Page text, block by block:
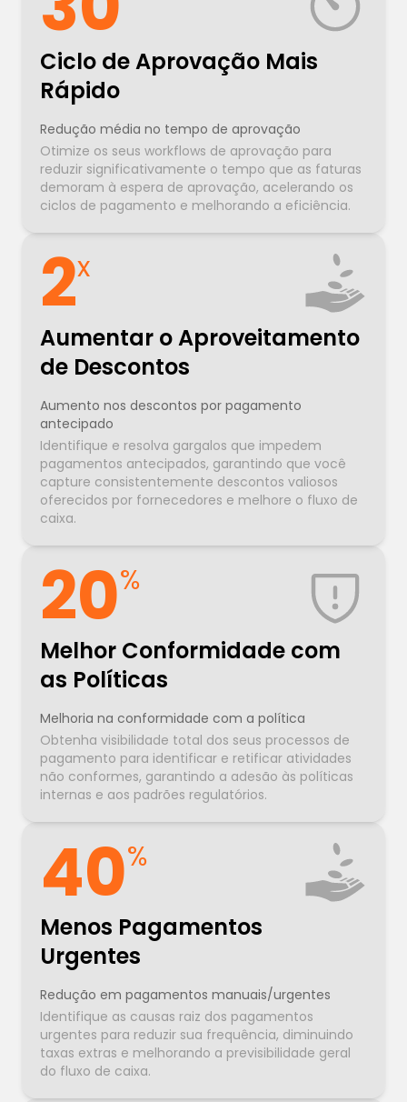
Ciclo de Aprovação Mais
Rápido
Redução média no tempo de aprovação
Otimize os seus workflows de aprovação para
reduzir significativamente o tempo que as faturas
demoram à espera de aprovação, acelerando os
ciclos de pagamento e melhorando a eficiência.
2x
Aumentar o Aproveitamento
de Descontos
Aumento nos descontos por pagamento
antecipado
Identifique e resolva gargalos que impedem
pagamentos antecipados, garantindo que você
capture consistentemente descontos valiosos
oferecidos por fornecedores e melhore o fluxo de
caixa.
20%
Melhor Conformidade com
as Políticas
Melhoria na conformidade com a política
Obtenha visibilidade total dos seus processos de
pagamento para identificar e retificar atividades
não conformes, garantindo a adesão às políticas
internas e aos padrões regulatórios.
40%
Menos Pagamentos
Urgentes
Redução em pagamentos manuais/urgentes
Identifique as causas raiz dos pagamentos
urgentes para reduzir sua frequência, diminuindo
taxas extras e melhorando a previsibilidade geral
do fluxo de caixa.